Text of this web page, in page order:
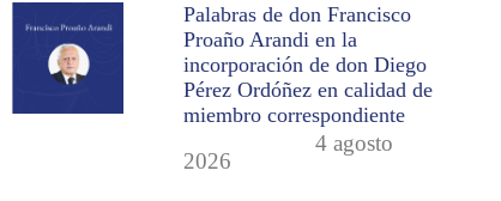
Palabras de don Francisco
Proaño Arandi en la
incorporación de don Diego
Pérez Ordóñez en calidad de
miembro correspondiente
4 agosto
2026